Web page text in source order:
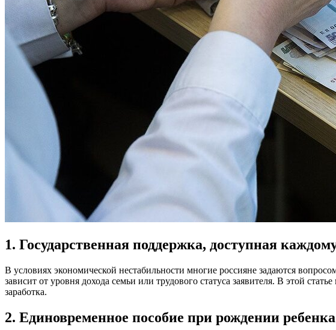
1. Государственная поддержка, доступная
В условиях экономической нестабильности многие россияне задаются
зависит от уровня дохода семьи или трудового статуса заявителя. В этой
заработка.
2. Единовременное пособие при рождении ребенка